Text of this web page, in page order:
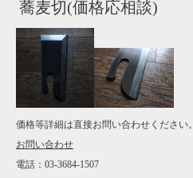
蕎麦切(価格応相談)
価格等詳細は直接お問い合わせください。
お問い合わせ
電話：03-3684-1507